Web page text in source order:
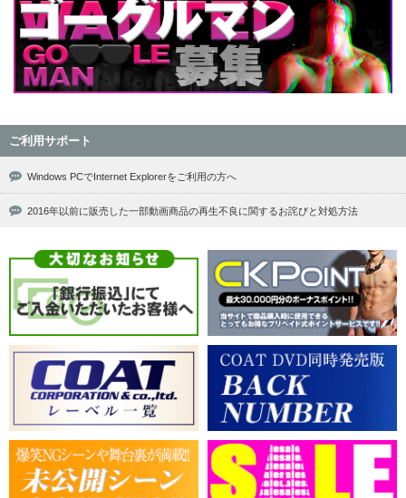
ご利用サポート
Windows PCでInternet Explorerをご利用の方へ
2016年以前に販売した一部動画商品の再生不良に関するお詫びと対処方法